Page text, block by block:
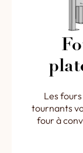
Les
tournants
four à